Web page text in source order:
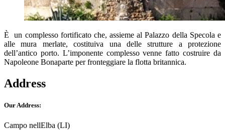
È un complesso fortificato che, assieme al Palazzo della Specola e
alle mura merlate, costituiva una delle strutture a protezione
dell’antico porto. L’imponente complesso venne fatto costruire da
Napoleone Bonaparte per fronteggiare la flotta britannica.
Address
Our Address:
Campo nellElba (LI)